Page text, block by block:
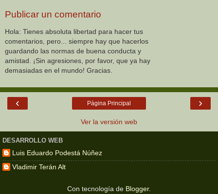
Publicar un comentario
Hola: Tienes absoluta libertad para hacer tus
comentarios, pero... siempre hay que hacerlos
guardando las normas de buena conducta y
amistad. ¡Sin agresiones, por favor, que ya hay
demasiadas en el mundo! Gracias.
‹ ›
Página Principal
Ver la versión web
DESARROLLO WEB
Luis Eduardo Podestá Núñez
Vladimir Terán Alt
Con tecnología de Blogger.